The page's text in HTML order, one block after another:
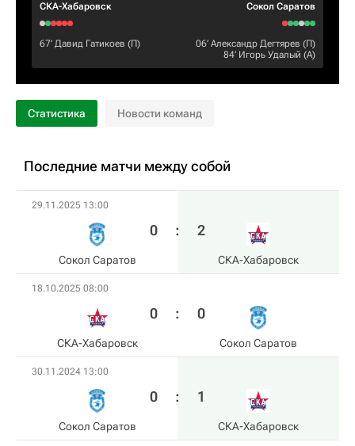
СКА-Хабаровск Сокол Саратов
67‎’‎ Давид Гатикоев (П) 06‎’‎ Александр Дегтярев (П)
84‎’‎ Игорь Удалый (А)
Статистика Новости команд
Последние матчи между собой
29.11.2025 13:00
Сокол Саратов
0 : 2
СКА-Хабаровск
18.10.2025 08:00
СКА-Хабаровск
0 : 0
Сокол Саратов
30.11.2024 13:00
Сокол Саратов
0 : 1
СКА-Хабаровск